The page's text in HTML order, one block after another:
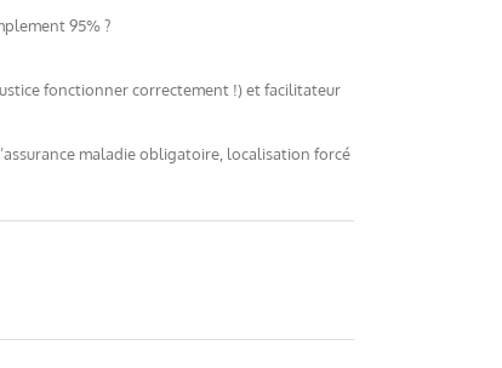
95% ?
fonctionner correctement !) et facilitateur
maladie obligatoire, localisation forcé